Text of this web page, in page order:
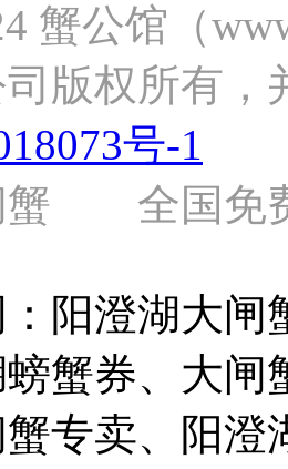
蟹公馆（
版权所有，
号-1
蟹 全国免费
阳澄湖大
蟹券、大
专卖、阳